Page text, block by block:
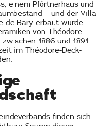
einem Pförtnerhaus und
– und der Villa
de Bary erbaut wurde
von Théodore
1886 und 1891
im Théodore-Deck-
finden sich